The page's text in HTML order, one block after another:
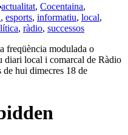
actualitat, Cocentaina,
, esports, informatiu, local,
, ràdio, successos
freqüència modulada o
diari local i comarcal de Ràdio
de hui dimecres 18 de